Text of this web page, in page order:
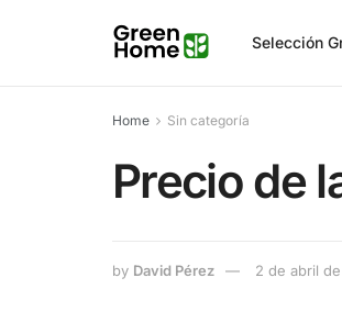
Selección
Home Sin categoría
Precio de
by David Pérez 2 de abril